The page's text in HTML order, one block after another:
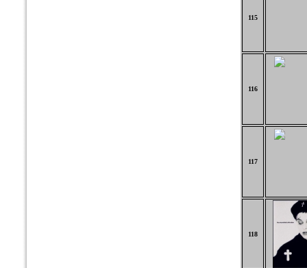
115
116
117
118